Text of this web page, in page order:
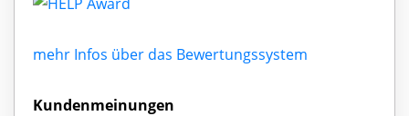
mehr Infos über das Bewertungssystem
Kundenmeinungen